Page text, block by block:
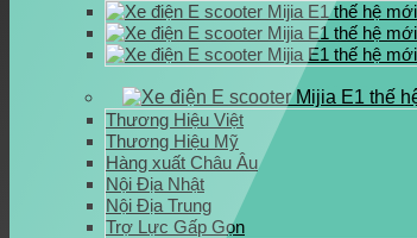
Thương Hiệu Việt
Thương Hiệu Mỹ
Hàng xuất Châu Âu
Nội Địa Nhật
Nội Địa Trung
Trợ Lực Gấp Gọn